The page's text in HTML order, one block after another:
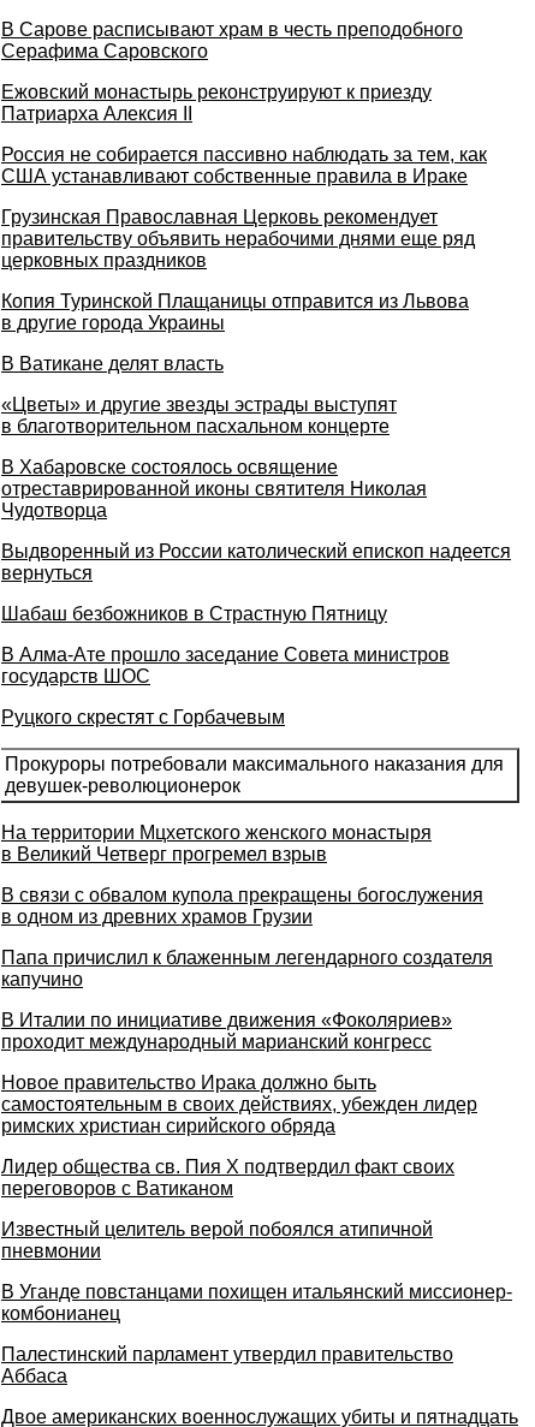
В Сарове расписывают храм в честь преподобного
Серафима Саровского
Ежовский монастырь реконструируют к приезду
Патриарха Алексия II
Россия не собирается пассивно наблюдать за тем, как
США устанавливают собственные правила в Ираке
Грузинская Православная Церковь рекомендует
правительству объявить нерабочими днями еще ряд
церковных праздников
Копия Туринской Плащаницы отправится из Львова
в другие города Украины
В Ватикане делят власть
«Цветы» и другие звезды эстрады выступят
в благотворительном пасхальном концерте
В Хабаровске состоялось освящение
отреставрированной иконы святителя Николая
Чудотворца
Выдворенный из России католический епископ надеется
вернуться
Шабаш безбожников в Страстную Пятницу
В Алма-Ате прошло заседание Совета министров
государств ШОС
Руцкого скрестят с Горбачевым
Прокуроры потребовали максимального наказания для
девушек-революционерок
На территории Мцхетского женского монастыря
в Великий Четверг прогремел взрыв
В связи с обвалом купола прекращены богослужения
в одном из древних храмов Грузии
Папа причислил к блаженным легендарного создателя
капучино
В Италии по инициативе движения «Фоколяриев»
проходит международный марианский конгресс
Новое правительство Ирака должно быть
самостоятельным в своих действиях, убежден лидер
римских христиан сирийского обряда
Лидер общества св. Пия Х подтвердил факт своих
переговоров с Ватиканом
Известный целитель верой побоялся атипичной
пневмонии
В Уганде повстанцами похищен итальянский миссионер-
комбонианец
Палестинский парламент утвердил правительство
Аббаса
Двое американских военнослужащих убиты и пятнадцать